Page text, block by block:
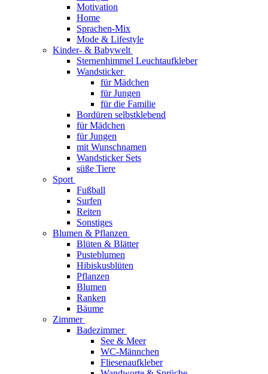
Motivation
Home
Sprachen-Mix
Mode & Lifestyle
Kinder- & Babywelt
Sternenhimmel Leuchtaufkleber
Wandsticker
für Mädchen
für Jungen
für die Familie
Bordüren selbstklebend
für Mädchen
für Jungen
mit Wunschnamen
Wandsticker Sets
süße Tiere
Sport
Fußball
Surfen
Reiten
Sonstiges
Blumen & Pflanzen
Blüten & Blätter
Pusteblumen
Hibiskusblüten
Pflanzen
Blumen
Ranken
Bäume
Zimmer
Badezimmer
See & Meer
WC-Männchen
Fliesenaufkleber